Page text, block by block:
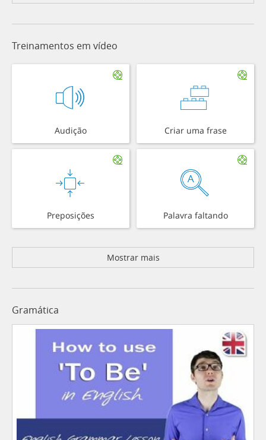
Treinamentos em vídeo
Audição Criar uma frase
Preposições Palavra faltando
Mostrar mais
Gramática